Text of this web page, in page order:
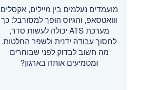
מועמדים נעלמים בין מיילים, אקסלים
ווואטסאפ, והגיוס הופך למסורבל: כך
מערכת ATS יכולה לעשות סדר,
לחסוך עבודה ידנית ולשפר החלטות.
מה חשוב לבדוק לפני שבוחרים
ומטמיעים אותה בארגון?